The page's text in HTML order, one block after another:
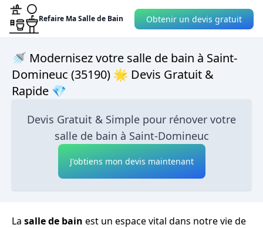
Refaire Ma Salle de Bain Obtenir un devis gratuit
🚿 Modernisez votre salle de bain à Saint-
Domineuc (35190) 🌟 Devis Gratuit &
Rapide 💎
Devis Gratuit & Simple pour rénover votre
salle de bain à Saint-Domineuc
J'obtiens mon devis maintenant
La salle de bain est un espace vital dans notre vie de